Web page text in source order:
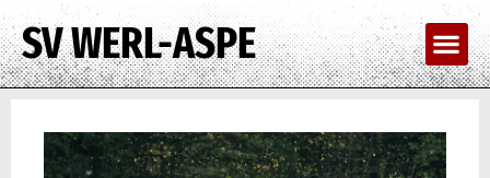
SV WERL-ASPE